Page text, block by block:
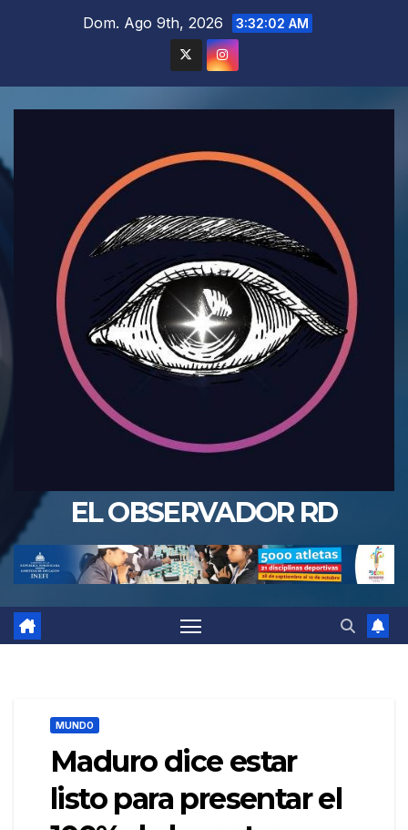
Dom. Ago 9th, 2026 3:32:04 AM
EL OBSERVADOR RD
MUNDO
Maduro dice estar
listo para presentar el